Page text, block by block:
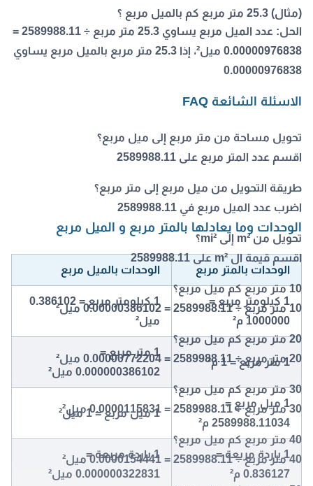
(مثال) 25.3 متر مربع كم بالميل مربع ؟
الحل:
عدد الميل مربع يساوي 25.3 متر مربع ÷ 2589988.11 =
0.00000976838 ميل²، إذا 25.3 متر مربع بالميل مربع يساوي
0.00000976838
الاسئلة الشائعة FAQ
تحويل مساحة من متر مربع إلى ميل مربع؟
اقسم عدد المتر مربع على 2589988.11
طريقة التحويل من ميل مربع إلى متر مربع؟
اضرب عدد الميل مربع في 2589988.11
تحويل من m² إلى mi²؟
اقسم قيمة ال m² على 2589988.11
10 متر مربع كم ميل مربع؟
10 متر مربع ÷ 2589988.11 = 0.00000386102 ميل²
20 متر مربع كم ميل مربع؟
20 متر مربع ÷ 2589988.11 = 0.00000772204 ميل²
30 متر مربع كم ميل مربع؟
30 متر مربع ÷ 2589988.11 = 0.0000115831 ميل²
40 متر مربع كم ميل مربع؟
40 متر مربع ÷ 2589988.11 = 0.0000154441 ميل²
الوحدات وما يعادلها بالمتر مربع و الميل مربع
الوحدات بالمتر مربع الوحدات بالميل مربع
1 كيلومتر مربع =
1000000 م²
1 كيلومتر مربع = 0.386102
ميل²
1 متر مربع = 1 م²
1 متر مربع =
0.000000386102 ميل²
1 ميل مربع =
2589988.11034 م²
1 ميل مربع = 1 ميل²
1 ياردة مربعة =
0.836127 م²
1 ياردة مربعة =
0.000000322831 ميل²